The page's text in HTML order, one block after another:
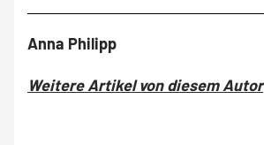
Anna Philipp
Weitere Artikel von diesem Autor